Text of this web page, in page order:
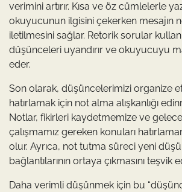
verimini artırır. Kısa ve öz cümlelerle
okuyucunun ilgisini çekerken mesajın
iletilmesini sağlar. Retorik sorular
düşünceleri uyandırır ve okuyucuyu
eder.
Son olarak, düşüncelerimizi organize
hatırlamak için not alma alışkanlığı
Notlar, fikirleri kaydetmemize ve
çalışmamız gereken konuları
olur. Ayrıca, not tutma süreci yeni
bağlantılarının ortaya çıkmasını teşvik
Daha verimli düşünmek için bu